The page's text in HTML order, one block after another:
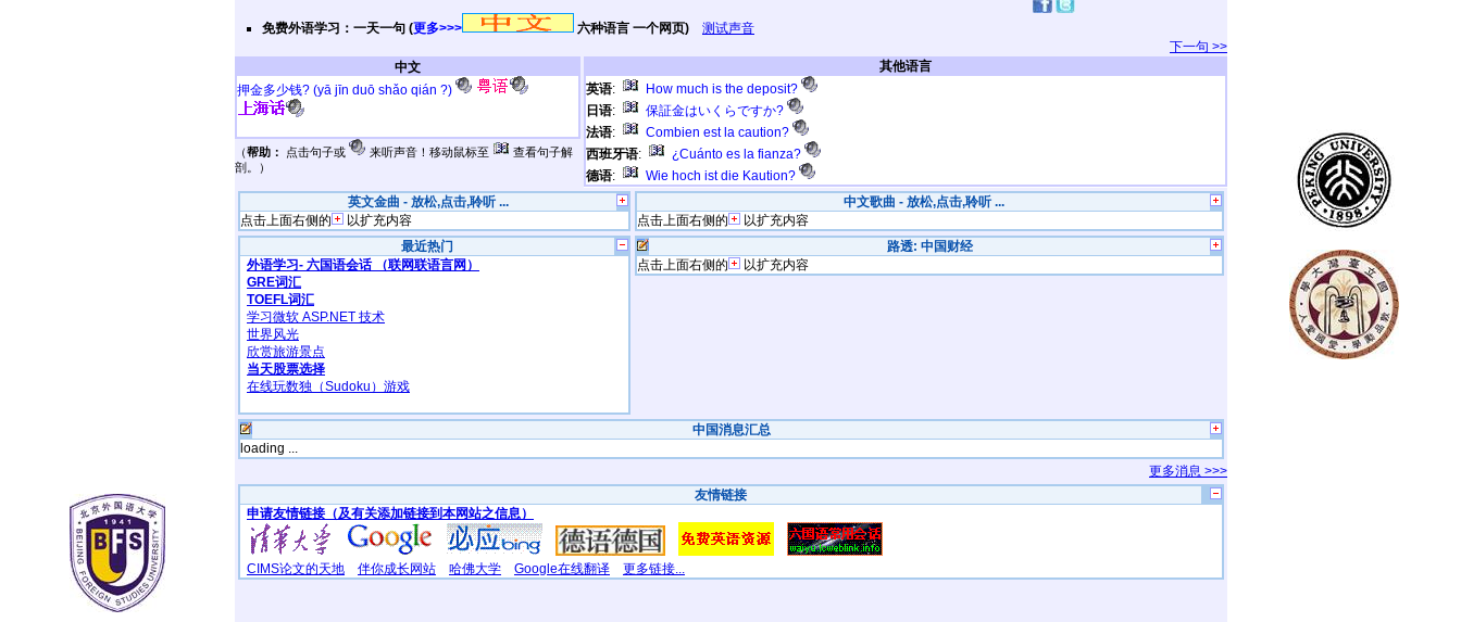
免费外语学习：一天一句 (更多>>> 六种语言 一个网页)
测试声音
下一句 >>
中文
押金多少钱? (yā jīn duō shǎo qián ?)
（帮助： 点击句子或 来听声音！移动鼠标至
查看句子解
剖。）
其他语言
英语:
How much is the deposit?
日语:
保証金はいくらですか?
法语:
Combien est la caution?
西班牙语:
¿Cuánto es la fianza?
德语:
Wie hoch ist die Kaution?
英文金曲 - 放松,点击,聆听 ...
点击上面右侧的
以扩充内容
中文歌曲 - 放松,点击,聆听 ...
点击上面右侧的
以扩充内容
最近热门
外语学习- 六国语会话 （联网联语言网）
GRE词汇
TOEFL词汇
学习微软 ASP.NET 技术
世界风光
欣赏旅游景点
当天股票选择
在线玩数独（Sudoku）游戏
路透: 中国财经
点击上面右侧的
以扩充内容
中国消息汇总
loading ...
更多消息 >>>
友情链接
申请友情链接（及有关添加链接到本网站之信息）
CIMS论文的天地 伴你成长网站 哈佛大学 Google在线翻译 更多链接...